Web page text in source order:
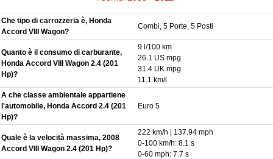
Che tipo di carrozzeria è, Honda
Accord VIII Wagon?
Combi, 5 Porte, 5 Posti
Quanto è il consumo di carburante,
Honda Accord VIII Wagon 2.4 (201
Hp)?
9 l/100 km
26.1 US mpg
31.4 UK mpg
11.1 km/l
A che classe ambientale appartiene
l'automobile, Honda Accord 2.4 (201
Hp)?
Euro 5
Quale è la velocità massima, 2008
Accord VIII Wagon 2.4 (201 Hp)?
222 km/h | 137.94 mph
0-100 km/h: 8.1 s
0-60 mph: 7.7 s